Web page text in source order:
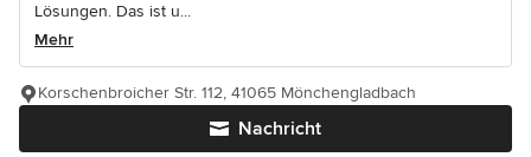
Lösungen. Das ist u...
Mehr
Nachricht
Korschenbroicher Str. 112, 41065 Mönchengladbach